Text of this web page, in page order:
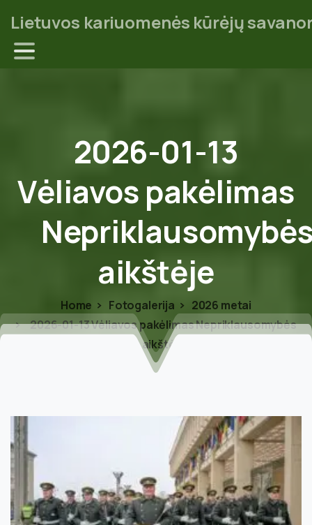
Lietuvos kariuomenės kūrėjų
2026-01-13
Vėliavos pakėlimas
aikštėje
Home Fotogalerija
2026 metai
2026-01-13 Vėliavos pakėlimas Nepriklausomybės
aikštėje